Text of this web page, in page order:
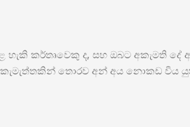
හැකි කර්තෘවෙකු ද, සහ ඔබට අකැමති
තොරව අන් අය නොකඩ විය